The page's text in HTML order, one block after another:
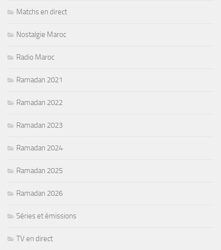
Matchs en direct
Nostalgie Maroc
Radio Maroc
Ramadan 2021
Ramadan 2022
Ramadan 2023
Ramadan 2024
Ramadan 2025
Ramadan 2026
Séries et émissions
TV en direct